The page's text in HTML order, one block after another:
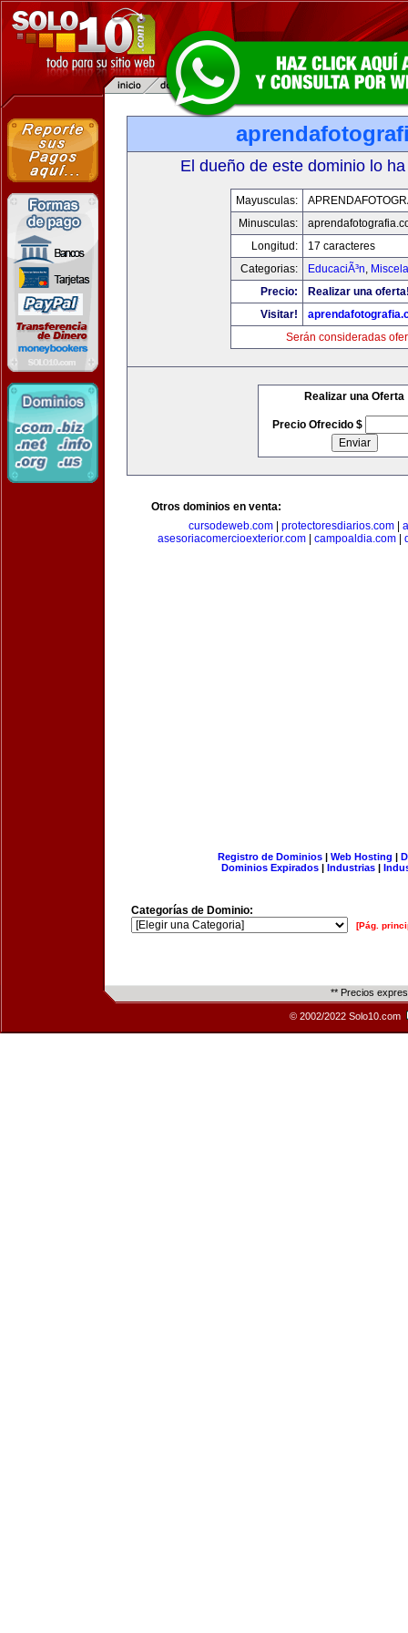
El dueño de este dominio lo
Mayusculas:
Minusculas:
Longitud:
17 caracteres
Categorias:
EducaciÃ³n,
Precio:
Realizar una
Visitar!
Serán consideradas
Realizar una Oferta
Precio Ofrecido $
Otros dominios en venta:
cursodeweb.com
protectoresdiarios.com
asesoriacomercioexterior.com
campoaldia.com
Registro de Dominios| Web Hosting |
Dominios Expirados | Industrias |
Categorías de Dominio:
[Pág.
** Precios
© 2002/2022 Solo10.com